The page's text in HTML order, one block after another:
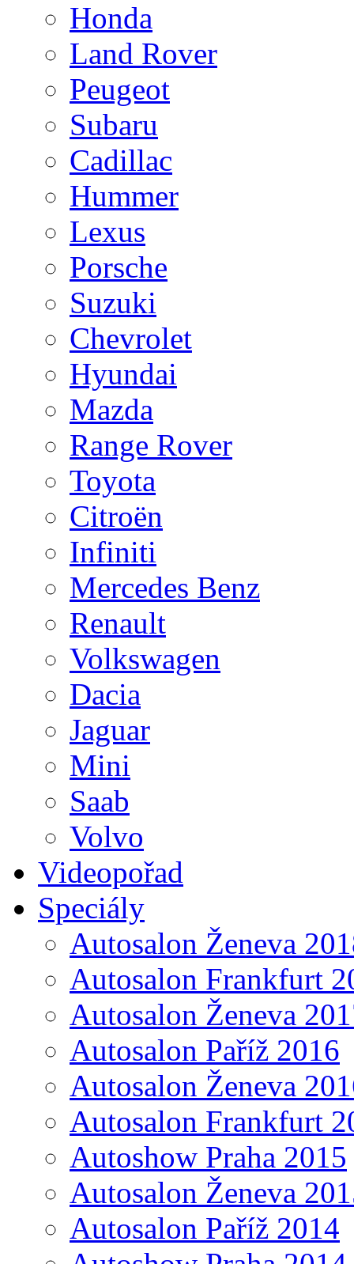
Honda
Land Rover
Peugeot
Subaru
Cadillac
Hummer
Lexus
Porsche
Suzuki
Chevrolet
Hyundai
Mazda
Range Rover
Toyota
Citroën
Infiniti
Mercedes Benz
Renault
Volkswagen
Dacia
Jaguar
Mini
Saab
Volvo
Videopořad
Speciály
Autosalon Ženeva
Autosalon Frankfurt
Autosalon Ženeva
Autosalon Paříž 2016
Autosalon Ženeva
Autosalon Frankfurt
Autoshow Praha 2015
Autosalon Ženeva
Autosalon Paříž 2014